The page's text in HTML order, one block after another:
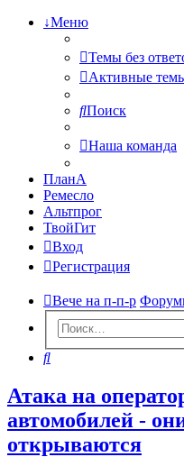
↓Меню
Темы без
Активные
Поиск
Наша команда
ПланА
Ремесло
Альтпрог
ТвойГит
Вход
Регистрация
Вече на п-п-р
Поиск
Атака на
автомобилей -
открываются